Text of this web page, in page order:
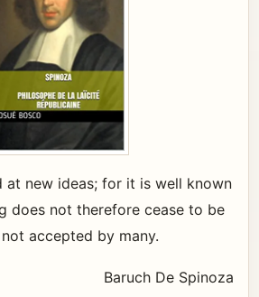
at new ideas; for it is well known
does not therefore cease to be
accepted by many.
Baruch De Spinoza